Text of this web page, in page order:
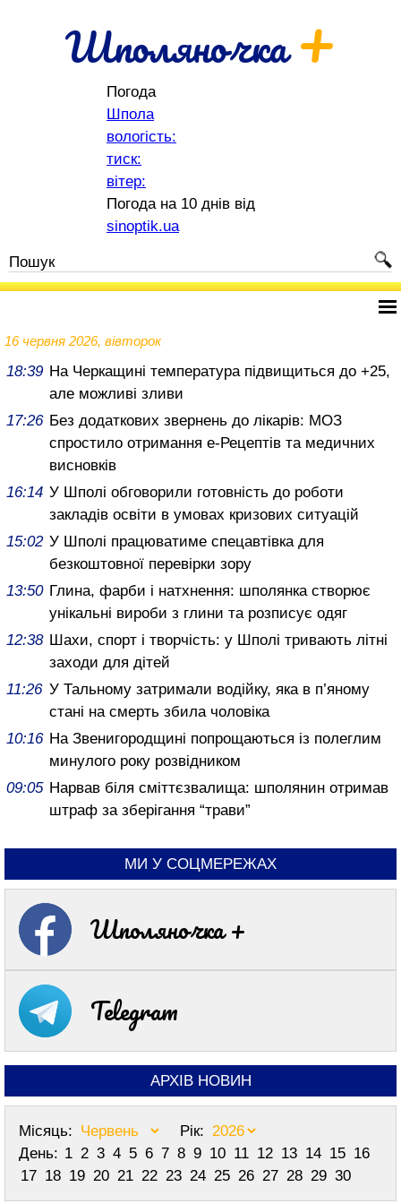
Шполяночка+
Погода
Шпола
вологість:
тиск:
вітер:
Погода на 10 днів від
sinoptik.ua
16 червня 2026, вівторок
18:39 На Черкащині температура підвищиться до +25,
але можливі зливи
17:26 Без додаткових звернень до лікарів: МОЗ
спростило отримання е-Рецептів та медичних
висновків
16:14 У Шполі обговорили готовність до роботи
закладів освіти в умовах кризових ситуацій
15:02 У Шполі працюватиме спецавтівка для
безкоштовної перевірки зору
13:50 Глина, фарби і натхнення: шполянка створює
унікальні вироби з глини та розписує одяг
12:38 Шахи, спорт і творчість: у Шполі тривають літні
заходи для дітей
11:26 У Тальному затримали водійку, яка в п’яному
стані на смерть збила чоловіка
10:16 На Звенигородщині попрощаються із полеглим
минулого року розвідником
09:05 Нарвав біля сміттєзвалища: шполянин отримав
штраф за зберігання “трави”
МИ У СОЦМЕРЕЖАХ
Шполяночка +
Telegram
АРХІВ НОВИН
Місяць:
Рік:
День: 1 2 3 4 5 6 7 8 9 10 11 12 13 14 15 16
17 18 19 20 21 22 23 24 25 26 27 28 29 30